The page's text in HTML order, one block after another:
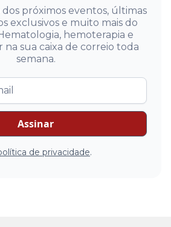
próximos eventos, últimas
exclusivos e muito mais do
hemoterapia e
sua caixa de correio toda
semana.
de privacidade.